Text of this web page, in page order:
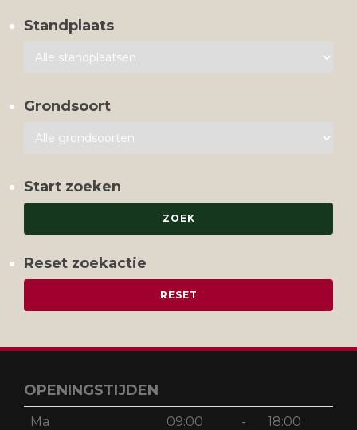
Standplaats
Grondsoort
Start zoeken
Reset zoekactie
OPENINGSTIJDEN
Ma 09:00 - 18:00